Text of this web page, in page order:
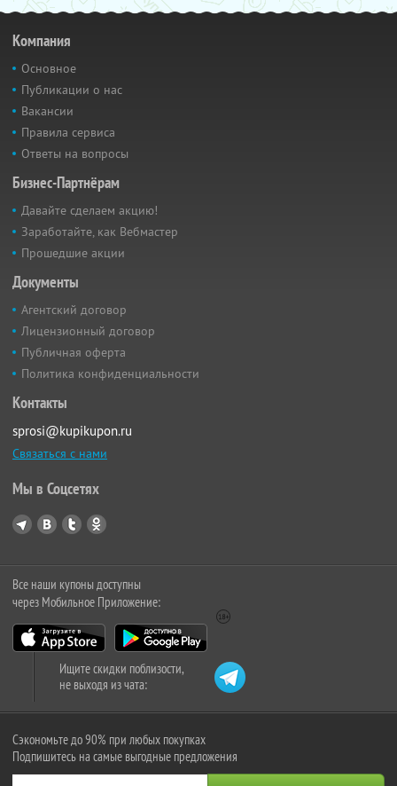
Компания
Основное
Публикации о нас
Вакансии
Правила сервиса
Ответы на вопросы
Бизнес-Партнёрам
Давайте сделаем акцию!
Заработайте, как Вебмастер
Прошедшие акции
Документы
Агентский договор
Лицензионный договор
Публичная оферта
Политика конфиденциальности
Контакты
sprosi@kupikupon.ru
Связаться с нами
Мы в Соцсетях
Все наши купоны доступны
через Мобильное Приложение:
Ищите скидки поблизости,
не выходя из чата:
Сэкономьте до 90% при любых покупках
Подпишитесь на самые выгодные предложения